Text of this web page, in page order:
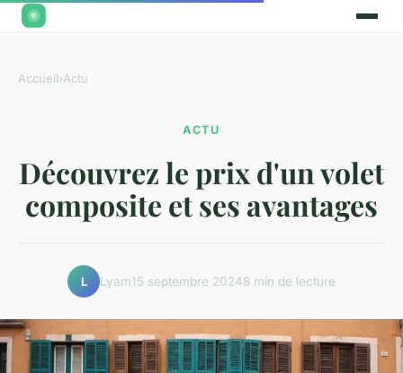
Accueil›Actu
ACTU
Découvrez le prix d'un volet
composite et ses avantages
L Lyam15 septembre 20248 min de lecture